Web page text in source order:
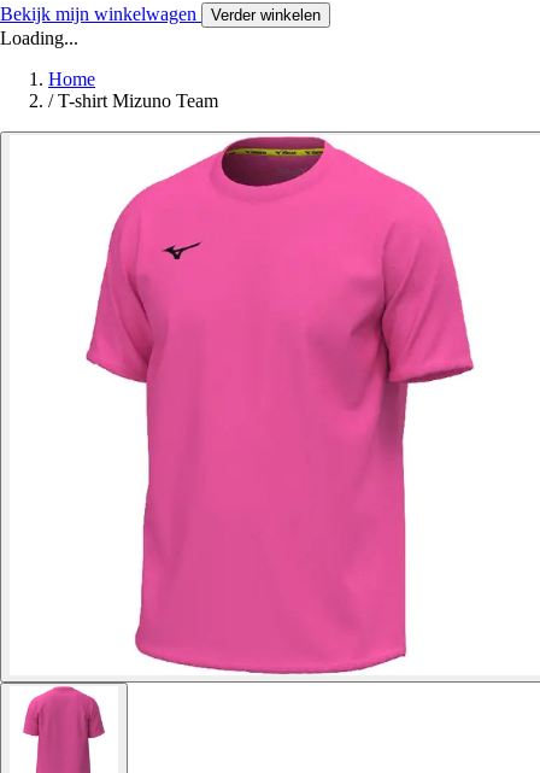
Bekijk mijn winkelwagen Verder winkelen
Loading...
Home
/ T-shirt Mizuno Team